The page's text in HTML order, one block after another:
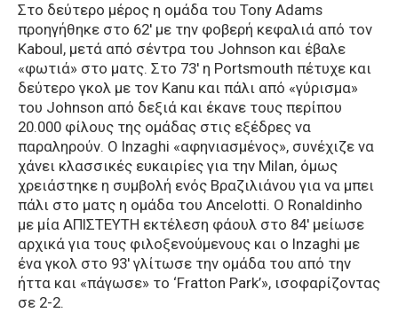
Στο δεύτερο μέρος η ομάδα του Tony Adams
προηγήθηκε στο 62′ με την φοβερή κεφαλιά από τον
Kaboul, μετά από σέντρα του Johnson και έβαλε
«φωτιά» στο ματς. Στο 73′ η Portsmouth πέτυχε και
δεύτερο γκολ με τον Kanu και πάλι από «γύρισμα»
του Johnson από δεξιά και έκανε τους περίπου
20.000 φίλους της ομάδας στις εξέδρες να
παραληρούν. Ο Inzaghi «αφηνιασμένος», συνέχιζε να
χάνει κλασσικές ευκαιρίες για την Milan, όμως
χρειάστηκε η συμβολή ενός Βραζιλιάνου για να μπει
πάλι στο ματς η ομάδα του Ancelotti. Ο Ronaldinho
με μία ΑΠΙΣΤΕΥΤΗ εκτέλεση φάουλ στο 84′ μείωσε
αρχικά για τους φιλοξενούμενους και ο Inzaghi με
ένα γκολ στο 93′ γλίτωσε την ομάδα του από την
ήττα και «πάγωσε» το ‘Fratton Park’», ισοφαρίζοντας
σε 2-2.